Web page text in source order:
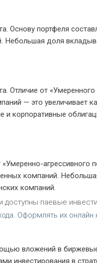
Основу портфеля
доля
Отличие от
— это увеличивает
и корпоративные
агрессивного
компаний.
компаний.
доступны паевые
Оформлять их онлайн
вложений в
инвестирования в